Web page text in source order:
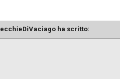
ha scritto: